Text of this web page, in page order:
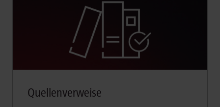
Quellenverweise